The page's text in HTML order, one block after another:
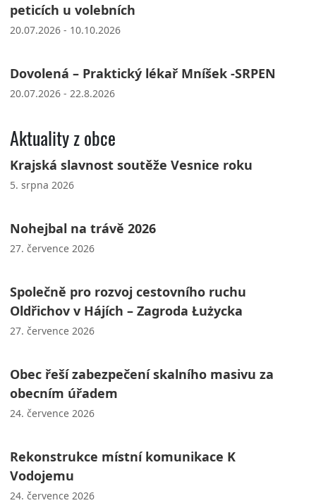
peticích u volebních
20.07.2026 - 10.10.2026
Dovolená – Praktický lékař Mníšek -SRPEN
20.07.2026 - 22.8.2026
Aktuality z obce
Krajská slavnost soutěže Vesnice roku
5. srpna 2026
Nohejbal na trávě 2026
27. července 2026
Společně pro rozvoj cestovního ruchu
Oldřichov v Hájích – Zagroda Łużycka
27. července 2026
Obec řeší zabezpečení skalního masivu za
obecním úřadem
24. července 2026
Rekonstrukce místní komunikace K
Vodojemu
24. července 2026